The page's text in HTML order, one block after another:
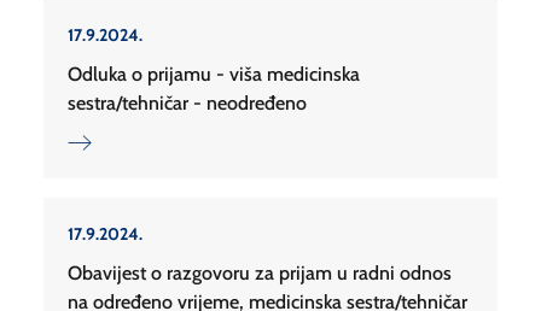
17.9.2024.
Odluka o prijamu - viša medicinska
sestra/tehničar - neodređeno
17.9.2024.
Obavijest o razgovoru za prijam u radni odnos
na određeno vrijeme, medicinska sestra/tehničar